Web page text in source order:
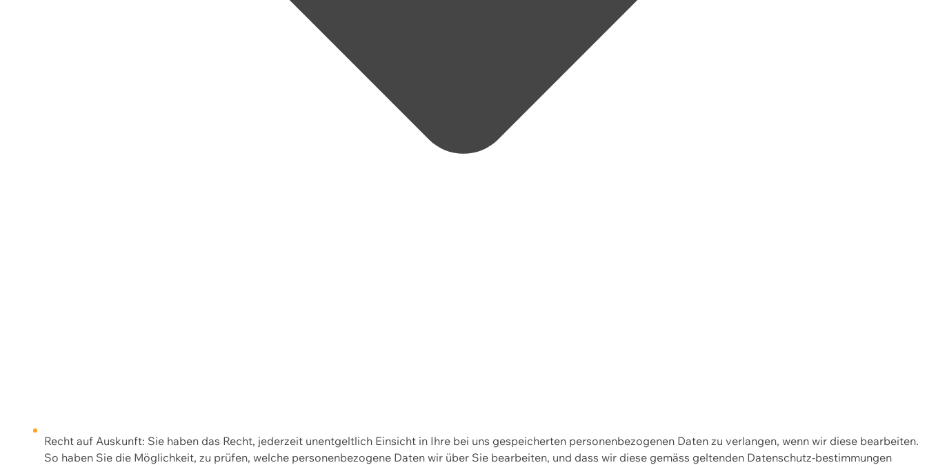
Recht auf Auskunft: Sie haben das Recht, jederzeit unentgeltlich Einsicht in Ihre bei uns gespeicherten personenbezogenen Daten zu verlangen, wenn wir diese bearbeiten.
So haben Sie die Möglichkeit, zu prüfen, welche personenbezogene Daten wir über Sie bearbeiten, und dass wir diese gemäss geltenden Datenschutz-bestimmungen